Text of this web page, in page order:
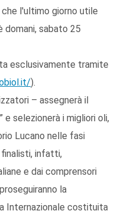
l'ultimo giorno utile
domani, sabato 25
esclusivamente tramite
).
– assegnerà il
e selezionerà i migliori oli,
Lucano nelle fasi
infatti,
e dai comprensori
la
Internazionale costituita